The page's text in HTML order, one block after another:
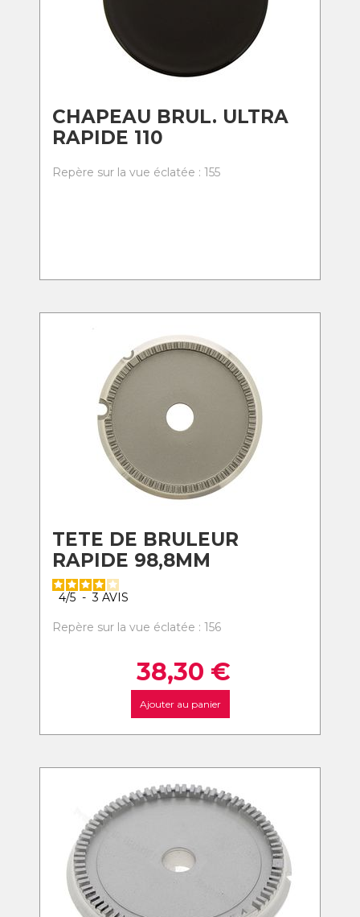
CHAPEAU BRUL. ULTRA
RAPIDE 110
Repère sur la vue éclatée : 155
TETE DE BRULEUR
RAPIDE 98,8MM
4/5 - 3 AVIS
Repère sur la vue éclatée : 156
38,30 €
Ajouter au panier